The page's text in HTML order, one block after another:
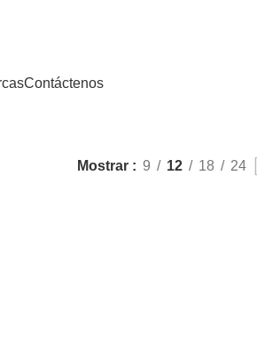
Contáctenos
Mostrar 9 12 18 24